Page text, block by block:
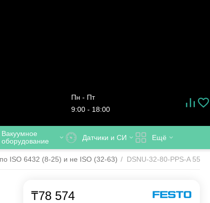
Пн - Пт
9:00 - 18:00
Вакуумное
оборудование
Датчики и СИ Ещё
ISO 6432 (8-25) и не ISO (32-63) / DSNU-32-80-PPS-A
₸78 574